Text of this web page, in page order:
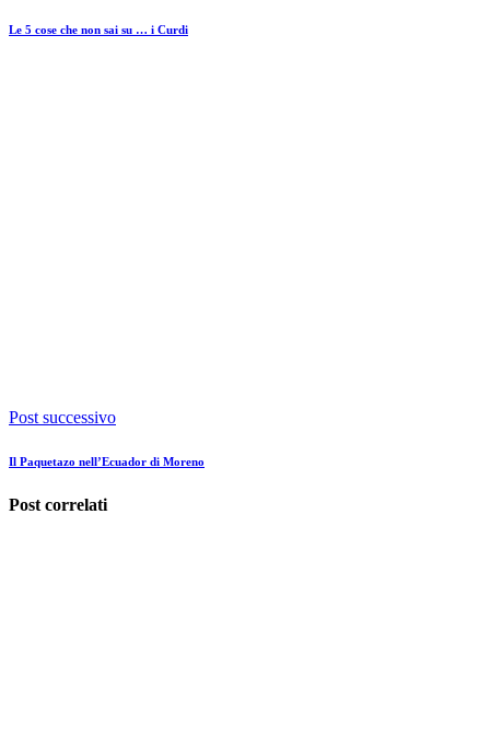
Le 5 cose che non sai su … i Curdi
Post successivo
Il Paquetazo nell’Ecuador di Moreno
Post correlati